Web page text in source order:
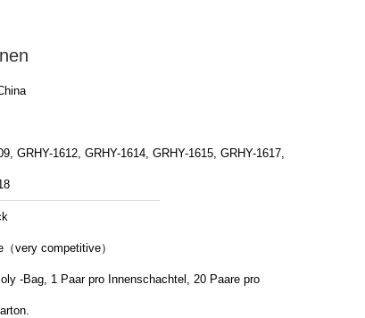
GRHY-1612, GRHY-1614, GRHY-1615, GRHY-1617,
（very competitive）
-Bag, 1 Paar pro Innenschachtel, 20 Paare pro